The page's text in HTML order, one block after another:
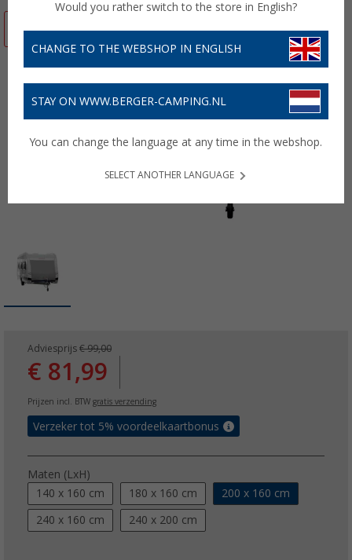
-17%
Adviesprijs € 99,00
€ 81,99
Prijzen incl. BTW gratis verzending
Verzeker tot 5% voordeelkaartbonus
Maten (LxH)
140 x 160 cm
180 x 160 cm 200 x 160 cm
240 x 160 cm 240 x 200 cm
Would you rather switch to the store in English?
CHANGE TO THE WEBSHOP IN ENGLISH
STAY ON WWW.BERGER-CAMPING.NL
You can change the language at any time in the webshop.
SELECT ANOTHER LANGUAGE